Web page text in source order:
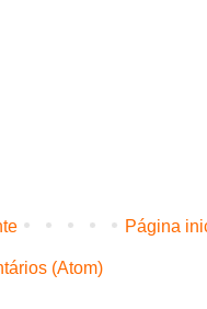
Página
(Atom)